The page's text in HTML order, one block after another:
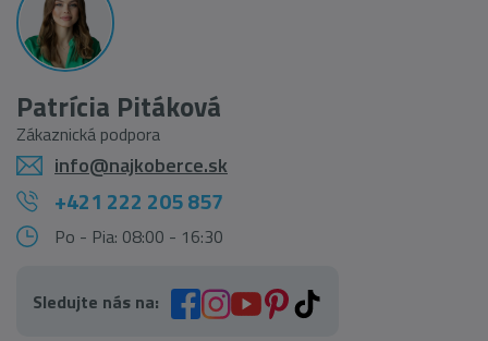
Patrícia Pitáková
Zákaznická podpora
info@najkoberce.sk
+421 222 205 857
Po - Pia: 08:00 - 16:30
Sledujte nás na: